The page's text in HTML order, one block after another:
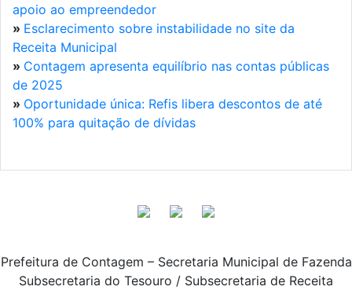
apoio ao empreendedor
» Esclarecimento sobre instabilidade no site da
Receita Municipal
» Contagem apresenta equilíbrio nas contas públicas
de 2025
» Oportunidade única: Refis libera descontos de até
100% para quitação de dívidas
Prefeitura de Contagem – Secretaria Municipal de Fazenda
Subsecretaria do Tesouro / Subsecretaria de Receita